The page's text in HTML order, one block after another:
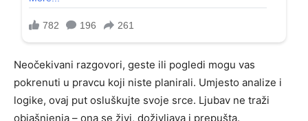
Neočekivani razgovori, geste ili pogledi mogu vas
pokrenuti u pravcu koji niste planirali. Umjesto analize i
logike, ovaj put osluškujte svoje srce. Ljubav ne traži
objašnjenja – ona se živi, doživljava i prepušta.